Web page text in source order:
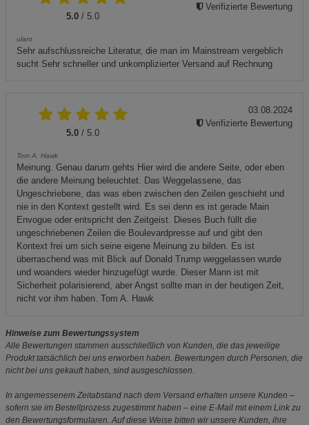
5.0 / 5.0
ulant
Sehr aufschlussreiche Literatur, die man im Mainstream vergeblich
sucht Sehr schneller und unkomplizierter Versand auf Rechnung
Verifizierte Bewertung
5.0 / 5.0
Tom A. Hawk
Meinung. Genau darum gehts Hier wird die andere Seite, oder eben
die andere Meinung beleuchtet. Das Weggelassene, das
Ungeschriebene, das was eben zwischen den Zeilen geschieht und
nie in den Kontext gestellt wird. Es sei denn es ist gerade Main
Envogue oder entspricht den Zeitgeist. Dieses Buch füllt die
ungeschriebenen Zeilen die Boulevardpresse auf und gibt den
Kontext frei um sich seine eigene Meinung zu bilden. Es ist
überraschend was mit Blick auf Donald Trump weggelassen wurde
und woanders wieder hinzugefügt wurde. Dieser Mann ist mit
Sicherheit polarisierend, aber Angst sollte man in der heutigen Zeit,
nicht vor ihm haben. Tom A. Hawk
03.08.2024
Verifizierte Bewertung
Hinweise zum Bewertungssystem
Alle Bewertungen stammen ausschließlich von Kunden, die das jeweilige
Produkt tatsächlich bei uns erworben haben. Bewertungen durch Personen, die
nicht bei uns gekauft haben, sind ausgeschlossen.
In angemessenem Zeitabstand nach dem Versand erhalten unsere Kunden –
sofern sie im Bestellprozess zugestimmt haben – eine E-Mail mit einem Link zu
den Bewertungsformularen. Auf diese Weise bitten wir unsere Kunden, ihre